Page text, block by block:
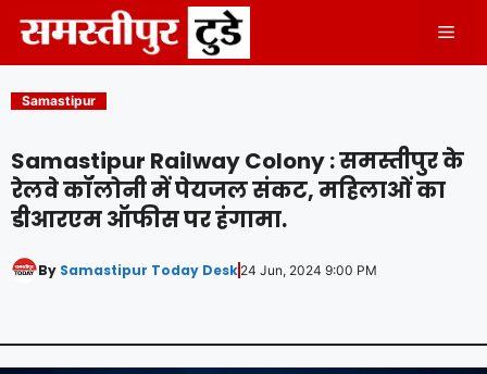
content
Samastipur
Samastipur Railway Colony : समस्तीपुर के
रेलवे कॉलोनी में पेयजल संकट, महिलाओं का
डीआरएम ऑफीस पर हंगामा.
By Samastipur Today Desk 24 Jun, 2024 9:00 PM